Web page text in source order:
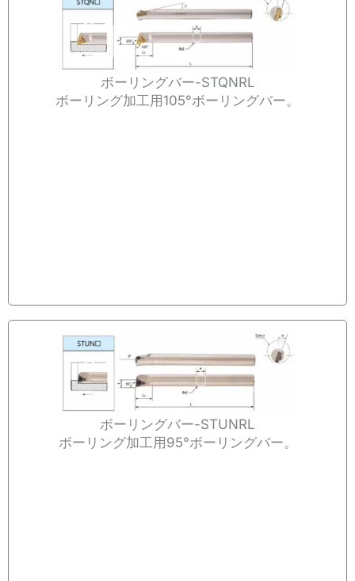
ボーリングバー-STQNRL
ボーリング加工用105°ボーリングバー。
ボーリングバー-STUNRL
ボーリング加工用95°ボーリングバー。